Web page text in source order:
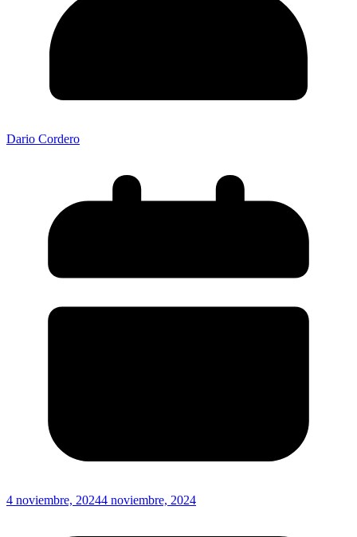
Dario Cordero
4 noviembre, 20244 noviembre, 2024